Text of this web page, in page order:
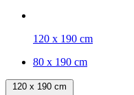
120 x 190 cm
80 x 190 cm
120 x 190 cm